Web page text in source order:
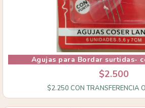
Agujas para Bordar surtidas-
$2.500
$2.250 CON TRANSFERENCIA